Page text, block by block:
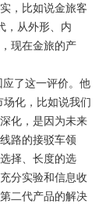
，比如说金旅客
，从外形、内
现在金旅的产
了这一评价。他
场化，比如说我们
化，是因为未来
路的接驳车领
择、长度的选
分实验和信息收
二代产品的解决